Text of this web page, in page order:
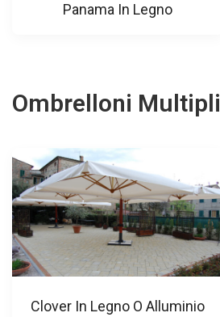
Panama In Legno
Ombrelloni Multipli
Clover In Legno O Alluminio